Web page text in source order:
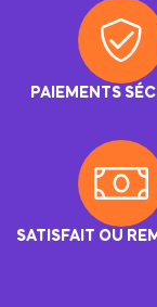
PAIEMENTS
SATISFAIT OU